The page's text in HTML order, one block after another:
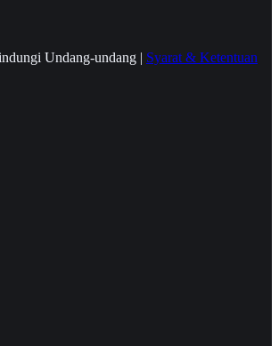
Undang-undang | Syarat & Ketentuan